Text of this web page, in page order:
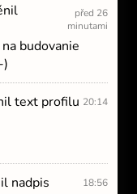
před 26
minutami
budovanie
)
text profilu 20:14
nadpis 18:56